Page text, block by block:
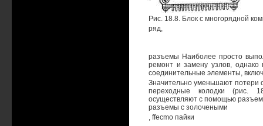
Рис. 18.8. Блок с многорядной
ряд,
разъемы Наиболее просто
ремонт и замену узлов,
соединительные элементы,
Значительно уменьшают
переходные колодки (рис.
осуществляют с помощью
разъемы с золочеными
, ffecmo пайки